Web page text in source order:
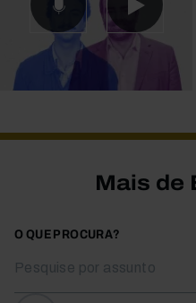
Mais de
O QUE PROCURA?